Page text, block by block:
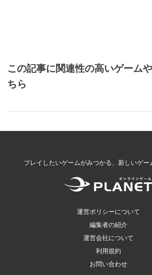
この記事に関連性の高いゲーム
ちら
プレイしたいゲームがみつかる、新しいゲー
運営ポリシーについて
編集者の紹介
運営会社について
利用規約
お問い合わせ